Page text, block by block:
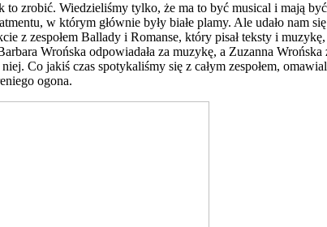
to zrobić. Wiedzieliśmy tylko, że ma to być musical i mają
w którym głównie były białe plamy. Ale udało nam
z zespołem Ballady i Romanse, który pisał teksty i
Wrońska odpowiadała za muzykę, a Zuzanna
Co jakiś czas spotykaliśmy się z całym zespołem,
ogona.